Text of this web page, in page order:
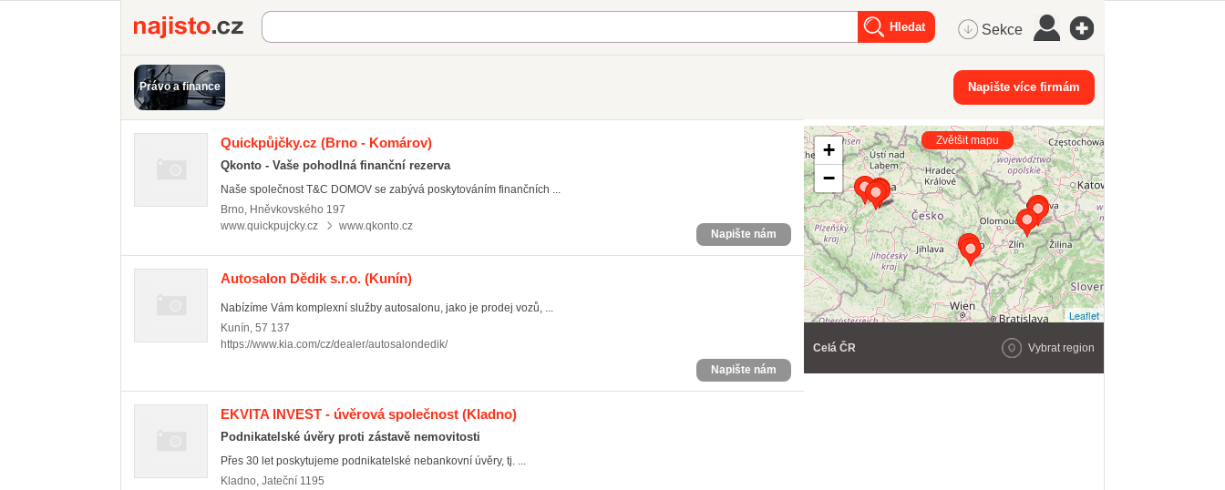
Najisto.cz Sekce
Právo a finance Napište více firmám
Quickpůjčky.cz (Brno - Komárov)
Qkonto - Vaše pohodlná finanční rezerva
Naše společnost T&C DOMOV se zabývá poskytováním finančních ...
Brno, Hněvkovského 197
www.quickpujcky.cz
www.qkonto.cz
Napište nám
Autosalon Dědik s.r.o. (Kunín)
Nabízíme Vám komplexní služby autosalonu, jako je prodej vozů, ...
Kunín, 57 137
https://www.kia.com/cz/dealer/autosalondedik/
Napište nám
EKVITA INVEST - úvěrová společnost (Kladno)
Podnikatelské úvěry proti zástavě nemovitosti
Přes 30 let poskytujeme podnikatelské nebankovní úvěry, tj. ...
Kladno, Jateční 1195
+
−
Leaflet
Zvětšit mapu
Celá ČR Vybrat region